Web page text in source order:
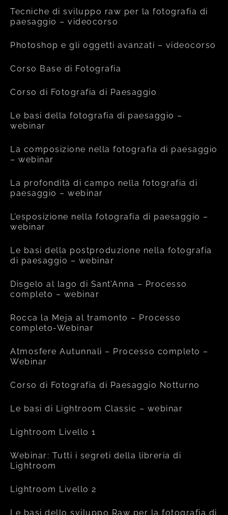
Tecniche di sviluppo raw per la fotografia di
paesaggio – videocorso
Photoshop e gli oggetti avanzati – videocorso
Corso Base di Fotografia
Corso di Fotografia di Paesaggio
Le basi della fotografia di paesaggio –
webinar
La composizione nella fotografia di paesaggio
– webinar
La profondità di campo nella fotografia di
paesaggio – webinar
L’esposizione nella fotografia di paesaggio –
webinar
Le basi della postproduzione nella fotografia
di paesaggio – webinar
Disgelo al lago di Sant’Anna – Processo
completo – webinar
Rocca la Meja al tramonto – Processo
completo-Webinar
Atmosfere Autunnali – Processo completo –
Webinar
Corso di Fotografia di Paesaggio Notturno
Le basi di Lightroom Classic – webinar
Lightroom Livello 1
Webinar: Tutti i segreti della libreria di
Lightroom
Lightroom Livello 2
Le basi dello sviluppo Raw per la fotografia di